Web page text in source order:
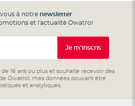
vous à notre newsletter
et l'actualité Owatrol
Je m'inscris
16 ans ou plus et souhaite recevoir des
Owatrol, mes données pouvant être
et analytiques.